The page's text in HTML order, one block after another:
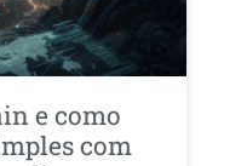
e como
com